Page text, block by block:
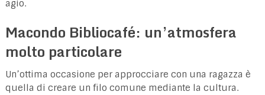
agio.
Macondo Bibliocafé: un’atmosfera
molto particolare
Un’ottima occasione per approcciare con una ragazza è
quella di creare un filo comune mediante la cultura.